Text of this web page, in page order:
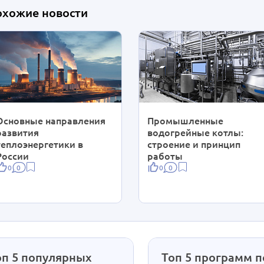
новости
направления
в
0 0
Промышленные
водогрейные котлы:
строение и принцип
работы
0 0
5 популярных Топ 5 программ